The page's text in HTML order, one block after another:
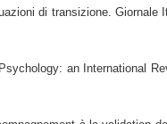
di transizione. Giornale
an International